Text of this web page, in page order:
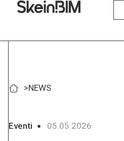
>NEWS
Eventi 05.05.2026